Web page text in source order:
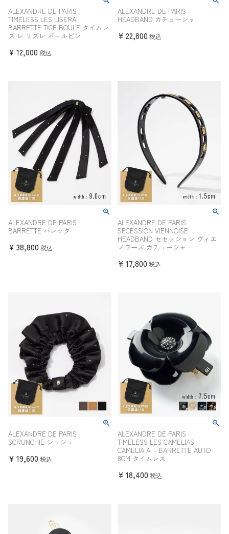
ALEXANDRE DE PARIS
TIMELESS LES LISERAI
BARRETTE TIGE BOULE タイムレ
ス レ リズレ ボールピン
¥ 12,000 税込
ALEXANDRE DE PARIS
HEADBAND カチューシャ
¥ 22,800 税込
ALEXANDRE DE PARIS
BARRETTE バレッタ
¥ 38,800 税込
ALEXANDRE DE PARIS
SECESSION VIENNOISE
HEADBAND セセッション ヴィエ
ノワーズ カチューシャ
¥ 17,800 税込
ALEXANDRE DE PARIS
SCRUNCHIE シュシュ
¥ 19,600 税込
ALEXANDRE DE PARIS
TIMELESS LES CAMELIAS -
CAMELIA A. - BARRETTE AUTO
8CM タイムレス
¥ 18,400 税込